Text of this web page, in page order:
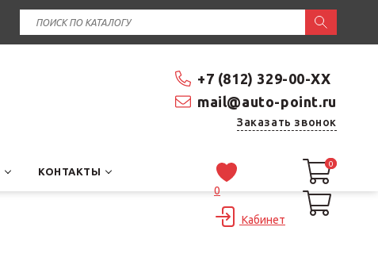
+7 (812) 329-00-XX
mail@auto-point.ru
Заказать звонок
КОНТАКТЫ
0
Кабинет
0
0